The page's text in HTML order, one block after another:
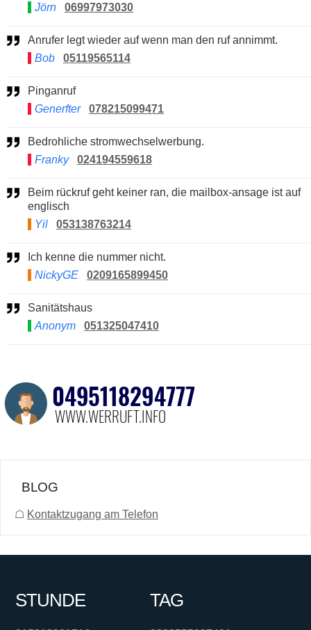
Jörn
06997973030
Anrufer legt wieder auf wenn man den ruf annimmt.
Bob
05119565114
Pinganruf
Generfter
078215099471
Bedrohliche stromwechselwerbung.
Franky
024194559618
Beim rückruf geht keiner ran, die mailbox-ansage ist auf
englisch
Yil
053138763214
Ich kenne die nummer nicht.
NickyGE
0209165899450
Sanitätshaus
Anonym
051325047410
BLOG
☖ Kontaktzugang am Telefon
STUNDE TAG